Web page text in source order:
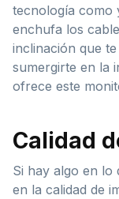
tecnología como
enchufa los
inclinación que
sumergirte en la
ofrece este
Calidad
Si hay algo en lo
en la calidad de